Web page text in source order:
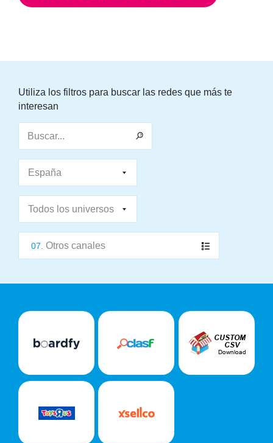
07. Otros canales
Utiliza los filtros para buscar las redes que más te
interesan
Buscar...